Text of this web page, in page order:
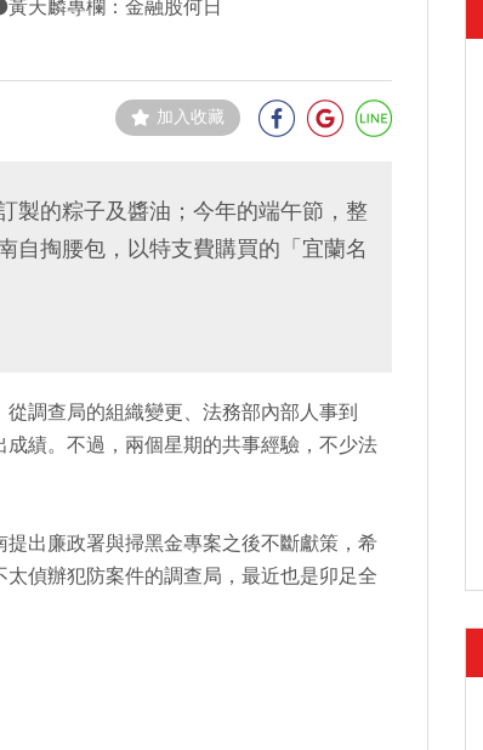
天麟專欄：金融股何日
加入收藏
製的粽子及醬油；今年的端午節，整
自掏腰包，以特支費購買的「宜蘭名
調查局的組織變更、法務部內部人事到
成績。不過，兩個星期的共事經驗，不少法
出廉政署與掃黑金專案之後不斷獻策，希
偵辦犯防案件的調查局，最近也是卯足全